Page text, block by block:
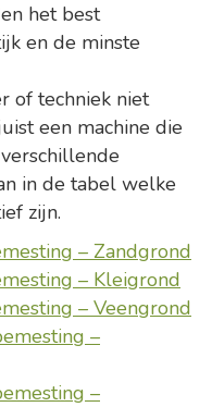
het best
en de minste
of techniek niet
een machine die
in de tabel welke
zijn.
– Zandgrond
– Kleigrond
– Veengrond
–
–